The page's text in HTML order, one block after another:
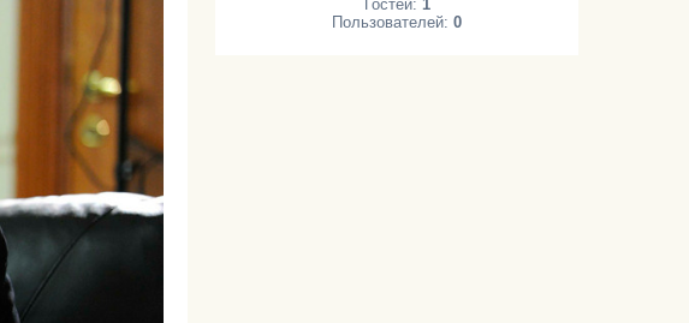
Гостей: 1
Пользователей:0